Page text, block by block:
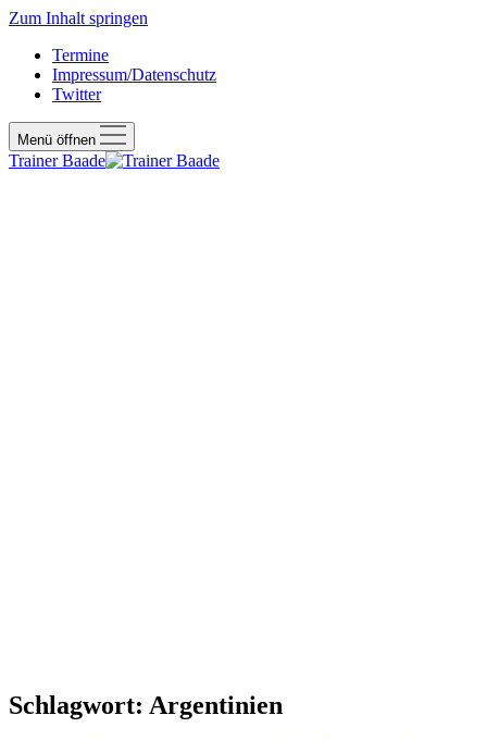
Zum Inhalt springen
Termine
Impressum/Datenschutz
Twitter
Menü öffnen
Trainer Baade
Schlagwort: Argentinien